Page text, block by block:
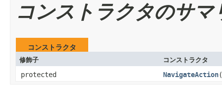
コンストラクタのサマ
コンストラクタ
修飾子 コンストラクタ
protected NavigateAction